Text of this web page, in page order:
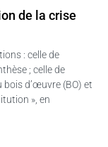
de la crise
: celle de
; celle de
d’œuvre (BO) et
», en